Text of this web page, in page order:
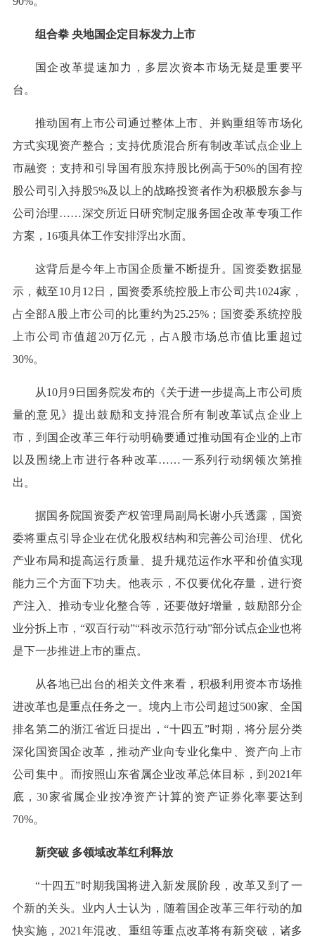
组合拳 央地国企定目标发力上市
国企改革提速加力，多层次资本市场无疑是重要平
台。
推动国有上市公司通过整体上市、并购重组等市场化
方式实现资产整合；支持优质混合所有制改革试点企业上
市融资；支持和引导国有股东持股比例高于50%的国有控
股公司引入持股5%及以上的战略投资者作为积极股东参与
公司治理……深交所近日研究制定服务国企改革专项工作
方案，16项具体工作安排浮出水面。
这背后是今年上市国企质量不断提升。国资委数据显
示，截至10月12日，国资委系统控股上市公司共1024家，
占全部A股上市公司的比重约为25.25%；国资委系统控股
上市公司市值超20万亿元，占A股市场总市值比重超过
30%。
从10月9日国务院发布的《关于进一步提高上市公司质
量的意见》提出鼓励和支持混合所有制改革试点企业上
市，到国企改革三年行动明确要通过推动国有企业的上市
以及围绕上市进行各种改革……一系列行动纲领次第推
出。
据国务院国资委产权管理局副局长谢小兵透露，国资
委将重点引导企业在优化股权结构和完善公司治理、优化
产业布局和提高运行质量、提升规范运作水平和价值实现
能力三个方面下功夫。他表示，不仅要优化存量，进行资
产注入、推动专业化整合等，还要做好增量，鼓励部分企
业分拆上市，“双百行动”“科改示范行动”部分试点企业也将
是下一步推进上市的重点。
从各地已出台的相关文件来看，积极利用资本市场推
进改革也是重点任务之一。境内上市公司超过500家、全国
排名第二的浙江省近日提出，“十四五”时期，将分层分类
深化国资国企改革，推动产业向专业化集中、资产向上市
公司集中。而按照山东省属企业改革总体目标，到2021年
底，30家省属企业按净资产计算的资产证券化率要达到
70%。
新突破 多领域改革红利释放
“十四五”时期我国将进入新发展阶段，改革又到了一
个新的关头。业内人士认为，随着国企改革三年行动的加
快实施，2021年混改、重组等重点改革将有新突破，诸多